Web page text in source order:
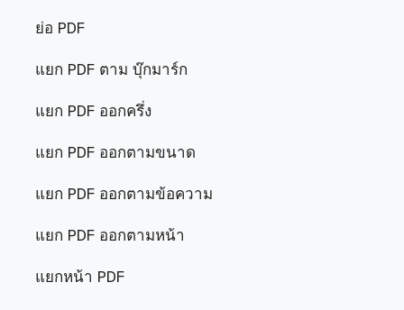
ย่อ PDF
แยก PDF ตาม บุ๊กมาร์ก
แยก PDF ออกครึ่ง
แยก PDF ออกตามขนาด
แยก PDF ออกตามข้อความ
แยก PDF ออกตามหน้า
แยกหน้า PDF